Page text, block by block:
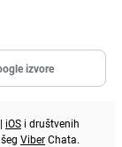
izvore
| iOS i društvenih
ViberChata.